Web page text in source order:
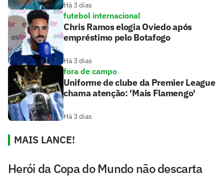
Há 3 dias
futebol internacional
Chris Ramos elogia Oviedo após
empréstimo pelo Botafogo
Há 3 dias
fora de campo
Uniforme de clube da Premier League
chama atenção: 'Mais Flamengo'
Há 3 dias
MAIS LANCE!
Herói da Copa do Mundo não descarta